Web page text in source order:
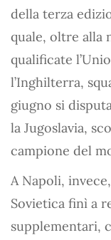
della terza
quale, oltre alla
qualificate
l’Inghilterra,
giugno si
la Jugoslavia,
campione del
A Napoli,
Sovietica finì a
supplementari,